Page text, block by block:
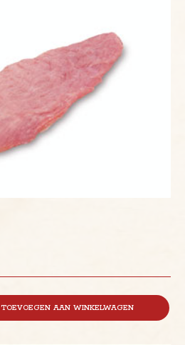
TOEVOEGEN AAN WINKELWAGEN